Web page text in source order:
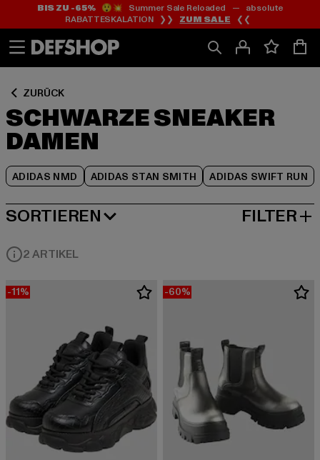
Zum
Inhalt
springen
Zum
Fußzeile
springen
BIS ZU -65%😲💥 Summer Sale Reloaded — absolute
RABATTESKALATION ❯❯ ZUM SALE ❮❮
ZURÜCK
SCHWARZE SNEAKER
DAMEN
ADIDAS NMD ADIDAS STAN SMITH ADIDAS SWIFT RUN
Zum
Produktraster
springen
SORTIEREN
BELIEBTESTE FILTER
2 ARTIKEL
-11% -60%